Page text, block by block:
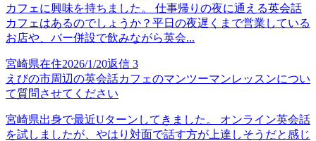
カフェに興味を持ちました。 仕事帰りの夜に通える英会話
カフェはあるのでしょうか？平日の夜遅くまで営業している
お店や、バー併設で飲みながら英会...
宮崎県在住2026/1/20返信 3
えびの市周辺の英会話カフェのマンツーマンレッスンについ
て質問させてください
宮崎県出身で最近Uターンしてきました。 オンライン英会話
を試しましたが、やはり対面で話す方が上達しそうだと感じ